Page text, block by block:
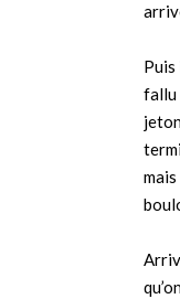
Puis
fallu